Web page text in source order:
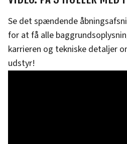
Se det spændende
for at få alle
karrieren og tekniske detaljer
udstyr!